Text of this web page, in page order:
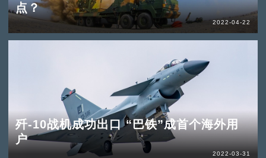
点？
2022-04-22
歼-10战机成功出口 “巴铁”成首个海外用
户
2022-03-31